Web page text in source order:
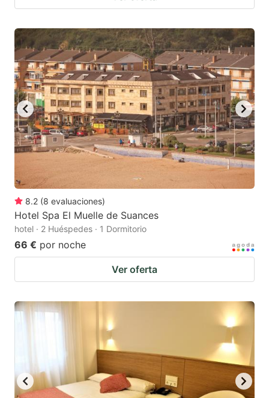
8.2 (8 evaluaciones)
Hotel Spa El Muelle de Suances
hotel · 2 Huéspedes · 1 Dormitorio
66 € por noche
Ver oferta